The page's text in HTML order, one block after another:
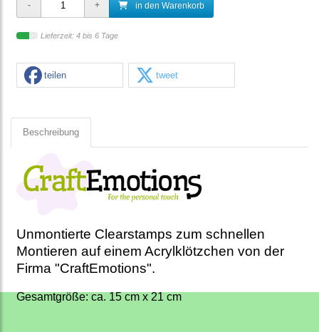
in den Warenkorb
Lieferzeit: 4 bis 6 Tage
teilen tweet
Beschreibung
Unmontierte Clearstamps zum schnellen
Montieren auf einem Acrylklötzchen von der
Firma "CraftEmotions".
Gesamtgröße: ca. 15 cm x 21 cm